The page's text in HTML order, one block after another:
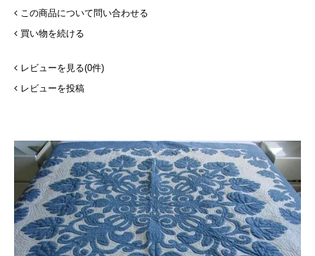
この商品について問い合わせる
買い物を続ける
レビューを見る(0件)
レビューを投稿